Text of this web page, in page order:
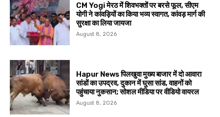
CM Yogi मेरठ में शिवभक्तों पर बरसे फूल, सीएम
योगी ने कांवड़ियों का किया भव्य स्वागत, कांवड़ मार्ग की
सुरक्षा का लिया जायजा
August 8, 2026
Hapur News पिलखुवा मुख्य बाजार में दो आवारा
सांडों का उपद्रव, दुकान में घुसा सांड, वाहनों को
पहुंचाया नुकसान; सोशल मीडिया पर वीडियो वायरल
August 8, 2026